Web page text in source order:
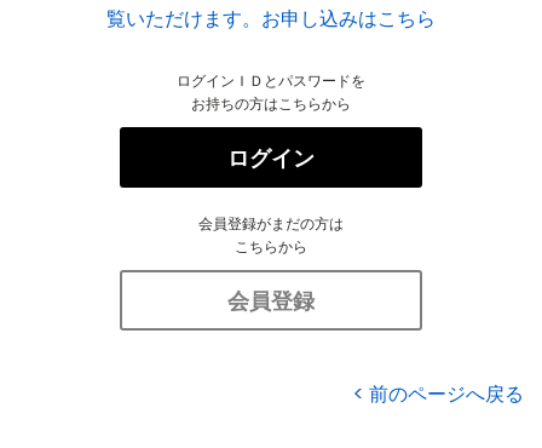
覧いただけます。お申し込みはこちら
ログインＩＤとパスワードを
お持ちの方はこちらから
ログイン
会員登録がまだの方は
こちらから
会員登録
前のページへ戻る